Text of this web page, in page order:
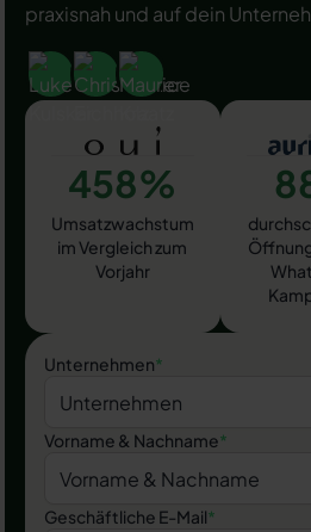
praxisnah und auf dein
458%
Umsatzwachstum
im Vergleich zum
Vorjahr
Unternehmen*
Vorname & Nachname*
Geschäftliche E-Mail*